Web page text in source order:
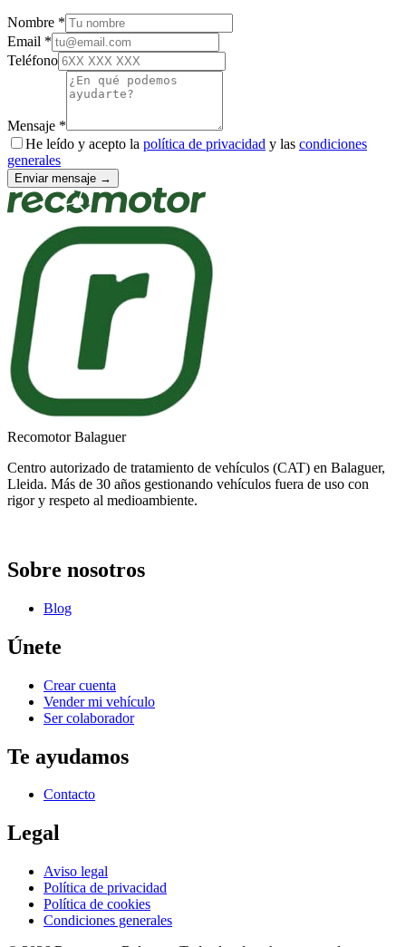
Nombre *
Email *
Teléfono
Mensaje *
He leído y acepto la política de privacidad y las condiciones
generales
Enviar mensaje →
Recomotor Balaguer
Centro autorizado de tratamiento de vehículos (CAT) en Balaguer,
Lleida. Más de 30 años gestionando vehículos fuera de uso con
rigor y respeto al medioambiente.
Sobre nosotros
Blog
Únete
Crear cuenta
Vender mi vehículo
Ser colaborador
Te ayudamos
Contacto
Legal
Aviso legal
Política de privacidad
Política de cookies
Condiciones generales